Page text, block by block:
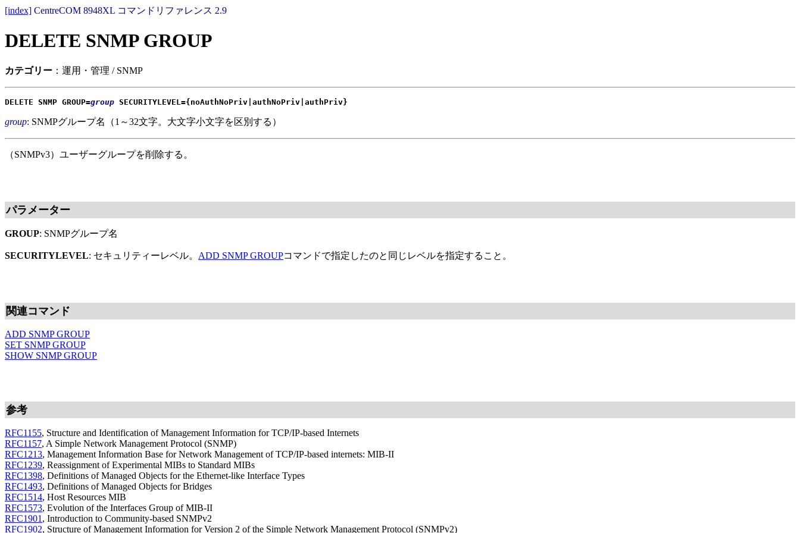
[index] CentreCOM 8948XL コマンドリファレンス 2.9
DELETE SNMP GROUP
カテゴリー ：運用・管理 / SNMP
DELETE SNMP GROUP=group SECURITYLEVEL={noAuthNoPriv|authNoPriv|authPriv}
group: SNMPグループ名（1～32文字。大文字小文字を区別する）
（SNMPv3）ユーザーグループを削除する。
パラメーター
GROUP: SNMPグループ名
SECURITYLEVEL: セキュリティーレベル。 ADD SNMP GROUPコマンドで指定したのと同じレベルを指定すること。
関連コマンド
ADD SNMP GROUP
SET SNMP GROUP
SHOW SNMP GROUP
参考
RFC1155, Structure and Identification of Management Information for TCP/IP-based Internets
RFC1157, A Simple Network Management Protocol (SNMP)
RFC1213, Management Information Base for Network Management of TCP/IP-based internets: MIB-II
RFC1239, Reassignment of Experimental MIBs to Standard MIBs
RFC1398, Definitions of Managed Objects for the Ethernet-like Interface Types
RFC1493, Definitions of Managed Objects for Bridges
RFC1514, Host Resources MIB
RFC1573, Evolution of the Interfaces Group of MIB-II
RFC1901 , Introduction to Community-based SNMPv2
RFC1902, Structure of Management Information for Version 2 of the Simple Network Management Protocol (SNMPv2)